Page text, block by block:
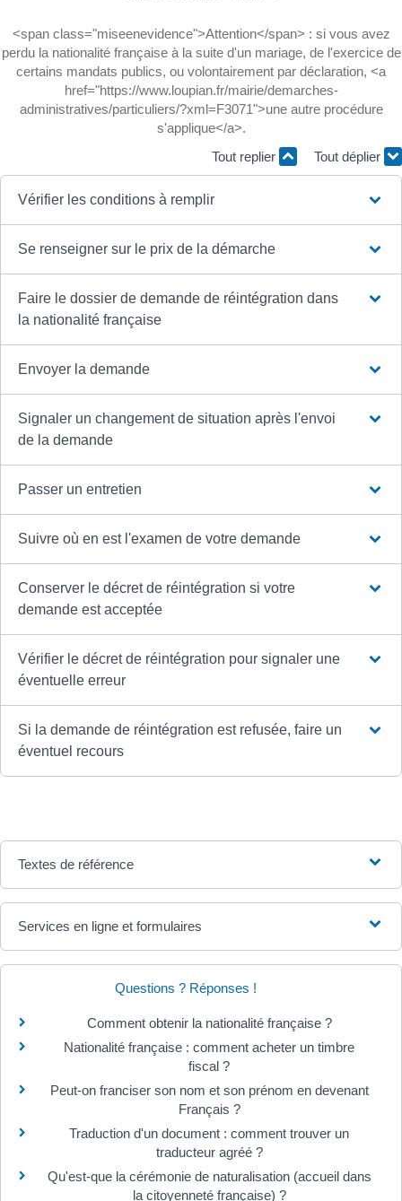
<span class="miseenevidence">Attention</span> : si vous avez
perdu la nationalité française à la suite d'un mariage, de l'exercice de
certains mandats publics, ou volontairement par déclaration, <a
href="https://www.loupian.fr/mairie/demarches-
administratives/particuliers/?xml=F3071">une autre procédure
s'applique</a>.
Tout replier
Tout déplier
Vérifier les conditions à remplir
Se renseigner sur le prix de la démarche
Faire le dossier de demande de réintégration dans
la nationalité française
Envoyer la demande
Signaler un changement de situation après l'envoi
de la demande
Passer un entretien
Suivre où en est l'examen de votre demande
Conserver le décret de réintégration si votre
demande est acceptée
Vérifier le décret de réintégration pour signaler une
éventuelle erreur
Si la demande de réintégration est refusée, faire un
éventuel recours
Textes de référence
Services en ligne et formulaires
Questions ? Réponses !
Comment obtenir la nationalité française ?
Nationalité française : comment acheter un timbre
fiscal ?
Peut-on franciser son nom et son prénom en devenant
Français ?
Traduction d'un document : comment trouver un
traducteur agréé ?
Qu'est-que la cérémonie de naturalisation (accueil dans
la citoyenneté française) ?